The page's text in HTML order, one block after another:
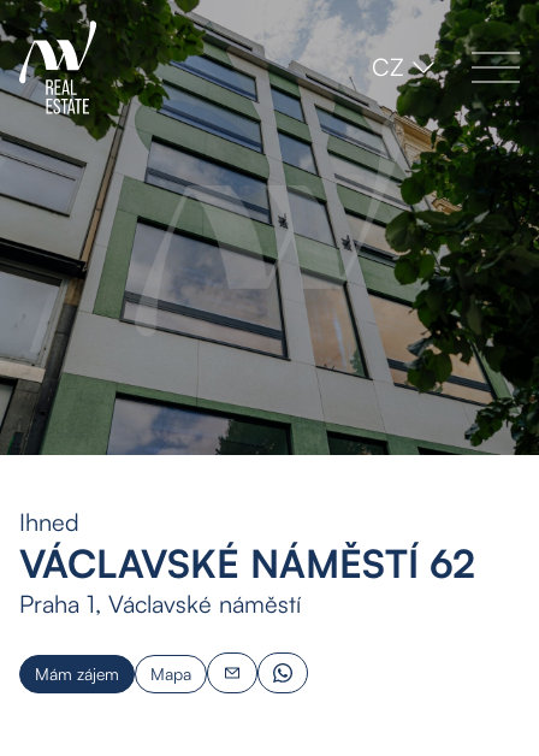
CZ
Ihned
VÁCLAVSKÉ NÁMĚSTÍ 62
Praha 1, Václavské náměstí
Mám zájem Mapa